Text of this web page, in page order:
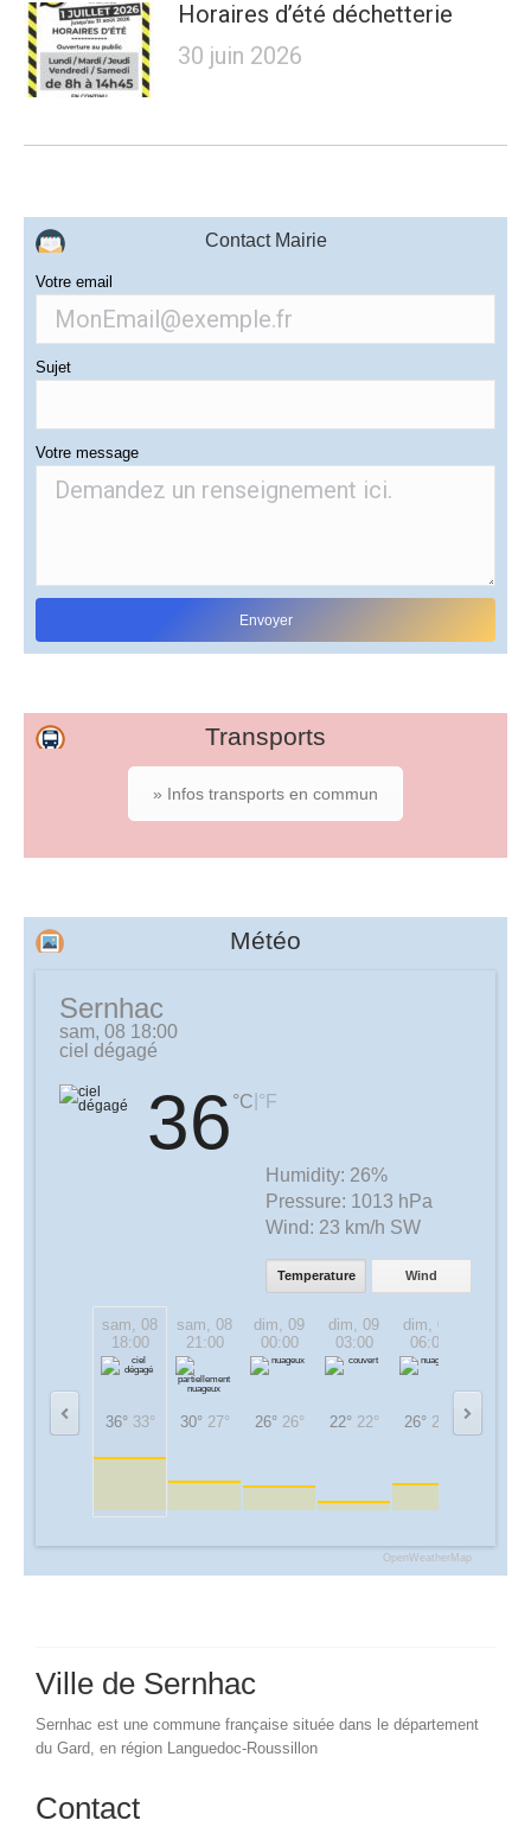
Horaires d’été déchetterie
30 juin 2026
Contact Mairie
Votre email
Sujet
Votre message
Transports
» Infos transports en commun
Météo
Sernhac
sam, 08 18:00
ciel dégagé
36 °C °F
Humidity: 26%
Pressure: 1013 hPa
Wind: 23 km/h SW
Temperature Wind
sam, 08
18:00
36° 33°
sam, 08
21:00
30° 27°
dim, 09
00:00
26° 26°
dim, 09
03:00
22° 22°
dim, 09
06:00
26° 26°
OpenWeatherMap
Ville de Sernhac
Sernhac est une commune française située dans le département
du Gard, en région Languedoc-Roussillon
Contact